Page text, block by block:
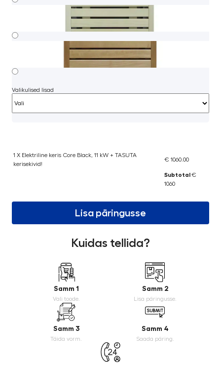
Valikulised lisad
1 X Elektriline keris Core Black, 11 kW + TASUTA
kerisekivid!
€ 1060.00
Subtotal€
1060
Lisa päringusse
Kuidas tellida?
Samm 1
Vali toode.
Samm 2
Lisa päringusse.
Samm 3
Täida vorm.
Samm 4
Saada päring.